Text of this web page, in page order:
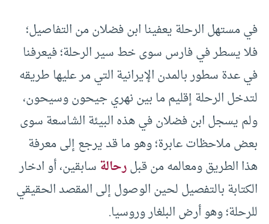
في مستهل الرحلة يعفينا ابن فضلان من التفاصيل؛
فلا يسطر في فارس سوى خط سير الرحلة؛ فيعرفنا
في عدة سطور بالمدن الإيرانية التي مر عليها طريقه
لتدخل الرحلة إقليم ما بين نهري جيحون وسيحون،
ولم يسجل ابن فضلان في هذه البيئة الشاسعة سوى
بعض ملاحظات عابرة؛ وهو ما قد يرجع إلى معرفة
هذا الطريق ومعالمه من قبلرحالةسابقين، أو ادخار
الكتابة بالتفصيل لحين الوصول إلى المقصد الحقيقي
للرحلة؛ وهو أرض البلغار وروسيا.